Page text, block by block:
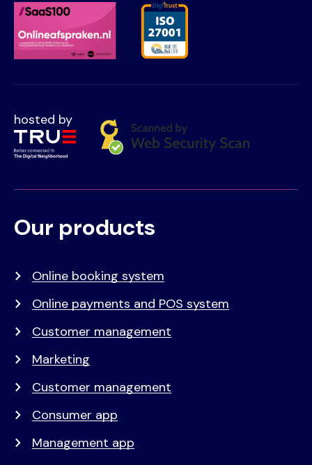
hosted by
Voet
Primair
Our products
Online booking system
Online payments and POS system
Customer management
Marketing
Customer management
Consumer app
Management app